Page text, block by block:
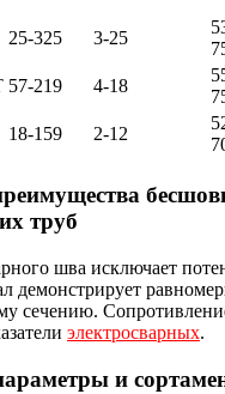
25-325 3-25
57-219 4-18
18-159 2-12
труб
шва исключает
демонстрирует
сечению.
электросварных.
и